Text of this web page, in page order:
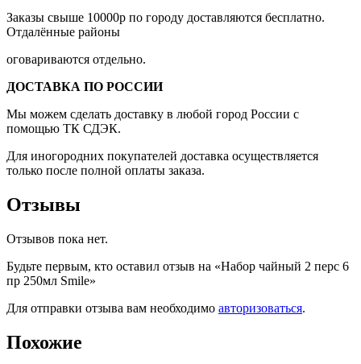
Заказы свыше 10000р по городу доставляются бесплатно.
Отдалённые районы
оговариваются отдельно.
ДОСТАВКА ПО РОССИИ
Мы можем сделать доставку в любой город России с
помощью ТК СДЭК.
Для иногородних покупателей доставка осуществляется
только после полной оплаты заказа.
Отзывы
Отзывов пока нет.
Будьте первым, кто оставил отзыв на «Набор чайный 2 перс 6
пр 250мл Smile»
Для отправки отзыва вам необходимо авторизоваться.
Похожие